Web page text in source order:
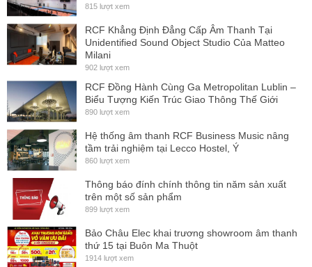
815 lượt xem
RCF Khẳng Định Đẳng Cấp Âm Thanh Tại
Unidentified Sound Object Studio Của Matteo
Milani
902 lượt xem
RCF Đồng Hành Cùng Ga Metropolitan Lublin –
Biểu Tượng Kiến Trúc Giao Thông Thế Giới
890 lượt xem
Hệ thống âm thanh RCF Business Music nâng
tầm trải nghiệm tại Lecco Hostel, Ý
860 lượt xem
Thông báo đính chính thông tin năm sản xuất
trên một số sản phẩm
899 lượt xem
Bảo Châu Elec khai trương showroom âm thanh
thứ 15 tại Buôn Ma Thuột
1914 lượt xem